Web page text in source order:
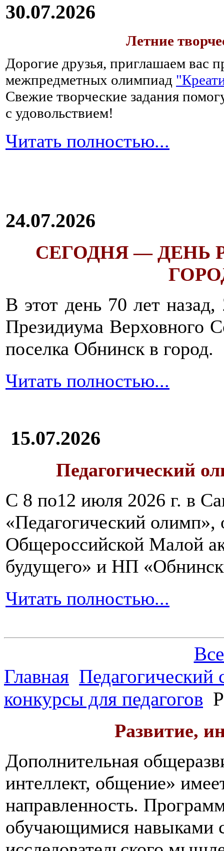
30.07.2026
Летние
Дорогие друзья, приглашаем вас
межпредметных олимпиад
Свежие творческие задания
с удовольствием!
Читать полностью...
24.07.2026
СЕГОДНЯ — ДЕНЬ
В этот день 70 лет
Президиума Верховного
поселка Обнинск в город.
Читать полностью...
15.07.2026
Педагогический
С 8 по12 июля 2026 г. в
«Педагогический олимп»,
Общероссийской Малой
будущего» и НП
Читать полностью...
Главная
конкурсы для педагогов
Развитие,
Дополнительная
интеллект, общение»
направленность.
обучающимися навыками